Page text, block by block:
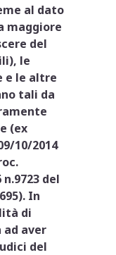
al dato
maggiore
del
le
e le altre
tali da
(ex
10/2014
n.9723 del
In
di
ad aver
del